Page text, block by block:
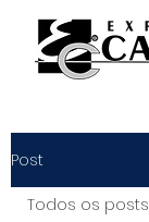
Post
Todos os posts